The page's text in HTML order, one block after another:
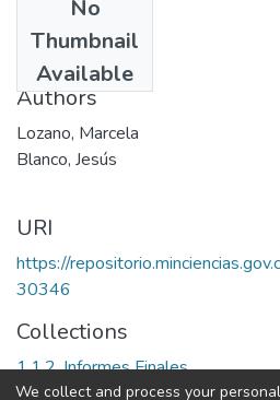
No
Thumbnail
Available
1996
Authors
Lozano, Marcela
Blanco, Jesús
URI
https://
30346
Collections
1.1.2. Informes Finales
We collect and process your